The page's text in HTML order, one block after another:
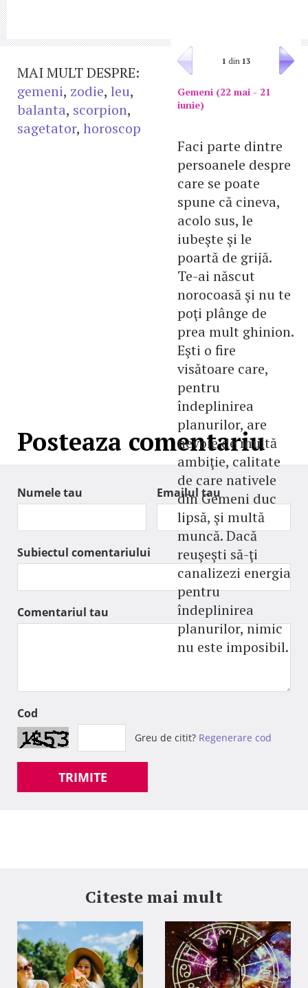
1 din 13
Gemeni (22 mai - 21
iunie)
Faci parte dintre
persoanele despre
care se poate
spune că cineva,
acolo sus, le
iubeşte şi le
poartă de grijă.
Te-ai născut
norocoasă şi nu te
poţi plânge de
prea mult ghinion.
Eşti o fire
visătoare care,
pentru
îndeplinirea
planurilor, are
nevoie de multă
ambiţie, calitate
de care nativele
din Gemeni duc
lipsă, şi multă
muncă. Dacă
reuşeşti să-ţi
canalizezi energia
pentru
îndeplinirea
planurilor, nimic
nu este imposibil.
MAI MULT DESPRE:
gemeni, zodie, leu,
balanta, scorpion,
sagetator, horoscop
Posteaza comentariu
Numele tau Emailul tau
Subiectul comentariului
Comentariul tau
Cod
Greu de citit? Regenerare cod
TRIMITE
Citeste mai mult